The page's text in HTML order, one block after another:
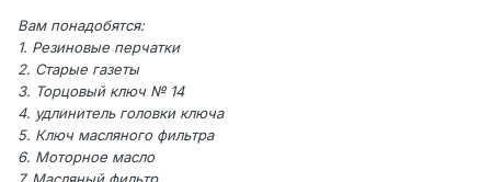
Вам понадобятся:
1. Резиновые перчатки
2. Старые газеты
3. Торцовый ключ № 14
4. удлинитель головки ключа
5. Ключ масляного фильтра
6. Моторное масло